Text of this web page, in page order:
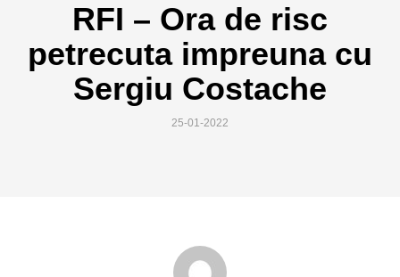
RFI – Ora de risc
petrecuta impreuna cu
Sergiu Costache
25-01-2022